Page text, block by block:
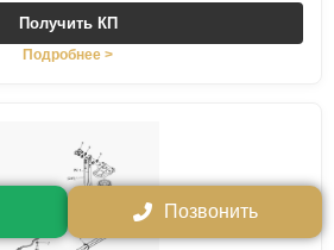
Позвонить
Получить КП
Подробнее >